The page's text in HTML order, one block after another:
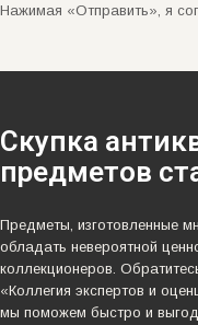
Нажимая «Отправить», я
Скупка
предметов
Предметы, изготовленные
обладать невероятной
коллекционеров.
«Коллегия экспертов и
мы поможем быстро и